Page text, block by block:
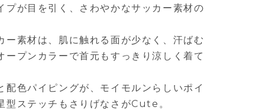
プが目を引く、さわやかなサッカー素材の
ー素材は、肌に触れる面が少なく、汗ばむ
ープンカラーで首元もすっきり涼しく着て
配色パイピングが、モイモルンらしいポイ
型ステッチもさりげなさがCute。